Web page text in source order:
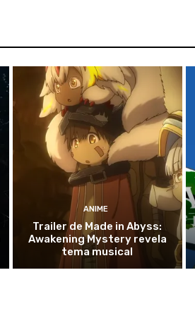
ANIME
Trailer de Made in Abyss:
Awakening Mystery revela
tema musical